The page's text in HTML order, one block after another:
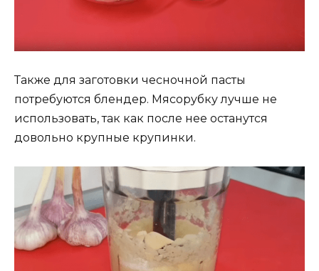
Также для заготовки чесночной пасты
потребуются блендер. Мясорубку лучше не
использовать, так как после нее останутся
довольно крупные крупинки.